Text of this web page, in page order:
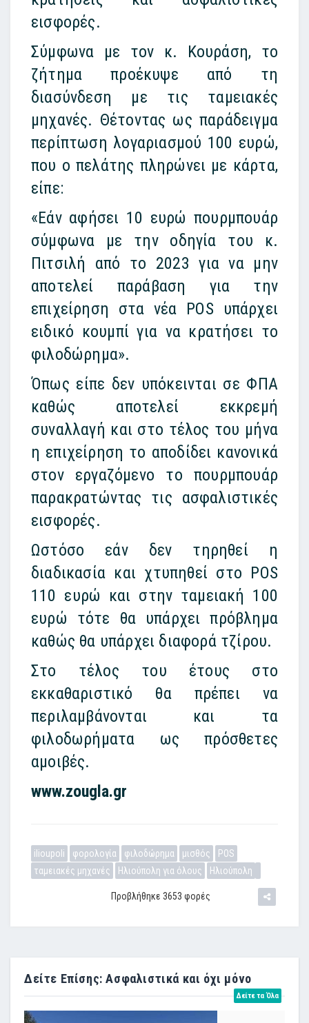
εισφορές.
Σύμφωνα με τον κ. Κουράση, το
ζήτημα προέκυψε από τη
διασύνδεση με τις ταμειακές
μηχανές. Θέτοντας ως παράδειγμα
περίπτωση λογαριασμού 100 ευρώ,
που ο πελάτης πληρώνει με κάρτα,
είπε:
«Εάν αφήσει 10 ευρώ πουρμπουάρ
σύμφωνα με την οδηγία του κ.
Πιτσιλή από το 2023 για να μην
αποτελεί παράβαση για την
επιχείρηση στα νέα POS υπάρχει
ειδικό κουμπί για να κρατήσει το
φιλοδώρημα».
Όπως είπε δεν υπόκεινται σε ΦΠΑ
καθώς αποτελεί εκκρεμή
συναλλαγή και στο τέλος του μήνα
η επιχείρηση το αποδίδει κανονικά
στον εργαζόμενο το πουρμπουάρ
παρακρατώντας τις ασφαλιστικές
εισφορές.
Ωστόσο εάν δεν τηρηθεί η
διαδικασία και χτυπηθεί στο POS
110 ευρώ και στην ταμειακή 100
ευρώ τότε θα υπάρχει πρόβλημα
καθώς θα υπάρχει διαφορά τζίρου.
Στο τέλος του έτους στο
εκκαθαριστικό θα πρέπει να
περιλαμβάνονται και τα
φιλοδωρήματα ως πρόσθετες
αμοιβές.
www.zougla.gr
ilioupoli φορολογία φιλοδώρημα μισθός
POS
ταμειακές μηχανές
Ηλιούπολη για όλους Ηλιούπολη
Προβλήθηκε 3653 φορές
Δείτε Επίσης: Ασφαλιστικά και όχι μόνο
Δείτε τα Όλα